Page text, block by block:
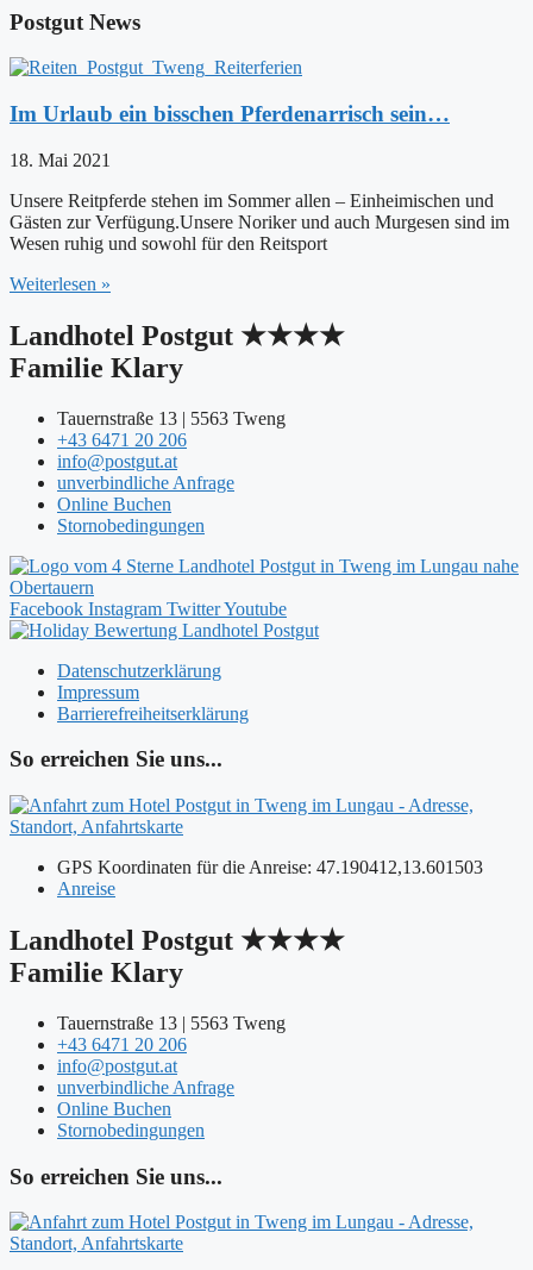
Postgut News
Im Urlaub ein bisschen Pferdenarrisch sein…
18. Mai 2021
Unsere Reitpferde stehen im Sommer allen – Einheimischen und
Gästen zur Verfügung.Unsere Noriker und auch Murgesen sind im
Wesen ruhig und sowohl für den Reitsport
Weiterlesen »
Landhotel Postgut ★★★★
Familie Klary
Tauernstraße 13 | 5563 Tweng
+43 6471 20 206
info@postgut.at
unverbindliche Anfrage
Online Buchen
Stornobedingungen
Facebook Instagram TwitterYoutube
Datenschutzerklärung
Impressum
Barrierefreiheitserklärung
So erreichen Sie uns...
GPS Koordinaten für die Anreise: 47.190412,13.601503
Anreise
Landhotel Postgut ★★★★
Familie Klary
Tauernstraße 13 | 5563 Tweng
+43 6471 20 206
info@postgut.at
unverbindliche Anfrage
Online Buchen
Stornobedingungen
So erreichen Sie uns...